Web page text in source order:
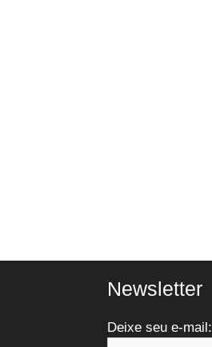
Newsletter
Deixe seu e-mail: